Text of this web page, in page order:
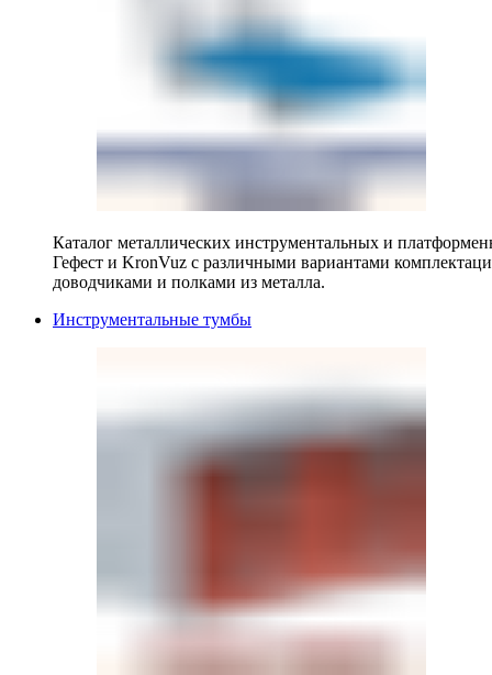
Каталог металлических инструментальных и
Гефест и KronVuz с различными вариантами
доводчиками и полками из металла.
Инструментальные тумбы